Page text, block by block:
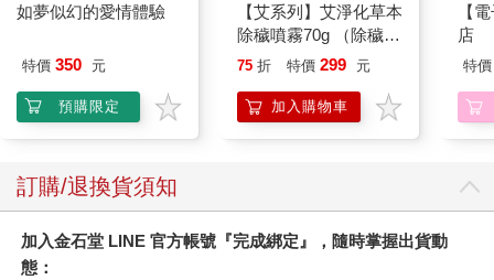
如夢似幻的愛情體驗
特價 350 元
預購限定
【艾系列】艾淨化草本
除穢噴霧70g （除穢/
平安/淨化/艾草/芙蓉/
另有多瓶組優惠賣場
75 折 特價 299 元
加入購物車
【
店
特價
訂購/退換貨須知
加入金石堂 LINE 官方帳號『完成綁定』，隨時掌握出貨動
態：